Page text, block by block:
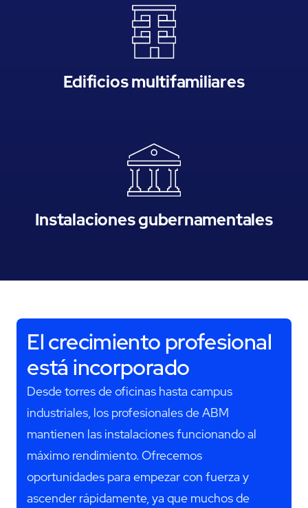
Edificios multifamiliares
Instalaciones gubernamentales
El crecimiento profesional
está incorporado
Desde torres de oficinas hasta campus
industriales, los profesionales de ABM
mantienen las instalaciones funcionando al
máximo rendimiento. Ofrecemos
oportunidades para empezar con fuerza y
ascender rápidamente, ya que muchos de